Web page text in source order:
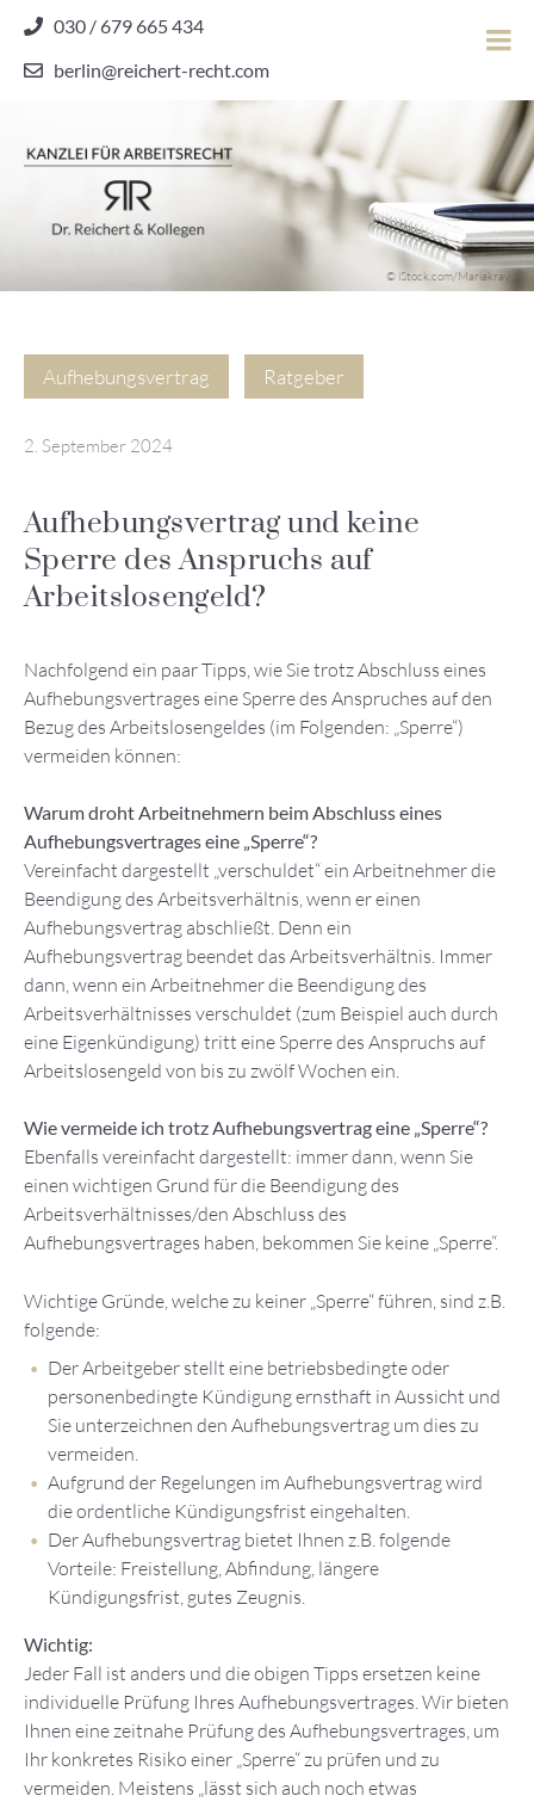
content
030 / 679 665 434
berlin@reichert-recht.com
Dr.
Reichert
Arbeitsrecht
© iStock.com/Mariakray
Aufhebungsvertrag Ratgeber
2. September 2024
Aufhebungsvertrag und keine
Sperre des Anspruchs auf
Arbeitslosengeld?
Nachfolgend ein paar Tipps, wie Sie trotz Abschluss eines
Aufhebungsvertrages eine Sperre des Anspruches auf den
Bezug des Arbeitslosengeldes (im Folgenden: „Sperre“)
vermeiden können:
Warum droht Arbeitnehmern beim Abschluss eines
Aufhebungsvertrages eine „Sperre“?
Vereinfacht dargestellt „verschuldet“ ein Arbeitnehmer die
Beendigung des Arbeitsverhältnis, wenn er einen
Aufhebungsvertrag abschließt. Denn ein
Aufhebungsvertrag beendet das Arbeitsverhältnis. Immer
dann, wenn ein Arbeitnehmer die Beendigung des
Arbeitsverhältnisses verschuldet (zum Beispiel auch durch
eine Eigenkündigung) tritt eine Sperre des Anspruchs auf
Arbeitslosengeld von bis zu zwölf Wochen ein.
Wie vermeide ich trotz Aufhebungsvertrag eine „Sperre“?
Ebenfalls vereinfacht dargestellt: immer dann, wenn Sie
einen wichtigen Grund für die Beendigung des
Arbeitsverhältnisses/den Abschluss des
Aufhebungsvertrages haben, bekommen Sie keine „Sperre“.
Wichtige Gründe, welche zu keiner „Sperre“ führen, sind z.B.
folgende:
Der Arbeitgeber stellt eine betriebsbedingte oder
personenbedingte Kündigung ernsthaft in Aussicht und
Sie unterzeichnen den Aufhebungsvertrag um dies zu
vermeiden.
Aufgrund der Regelungen im Aufhebungsvertrag wird
die ordentliche Kündigungsfrist eingehalten.
Der Aufhebungsvertrag bietet Ihnen z.B. folgende
Vorteile: Freistellung, Abfindung, längere
Kündigungsfrist, gutes Zeugnis.
Wichtig:
Jeder Fall ist anders und die obigen Tipps ersetzen keine
individuelle Prüfung Ihres Aufhebungsvertrages. Wir bieten
Ihnen eine zeitnahe Prüfung des Aufhebungsvertrages, um
Ihr konkretes Risiko einer „Sperre“ zu prüfen und zu
vermeiden. Meistens „lässt sich auch noch etwas